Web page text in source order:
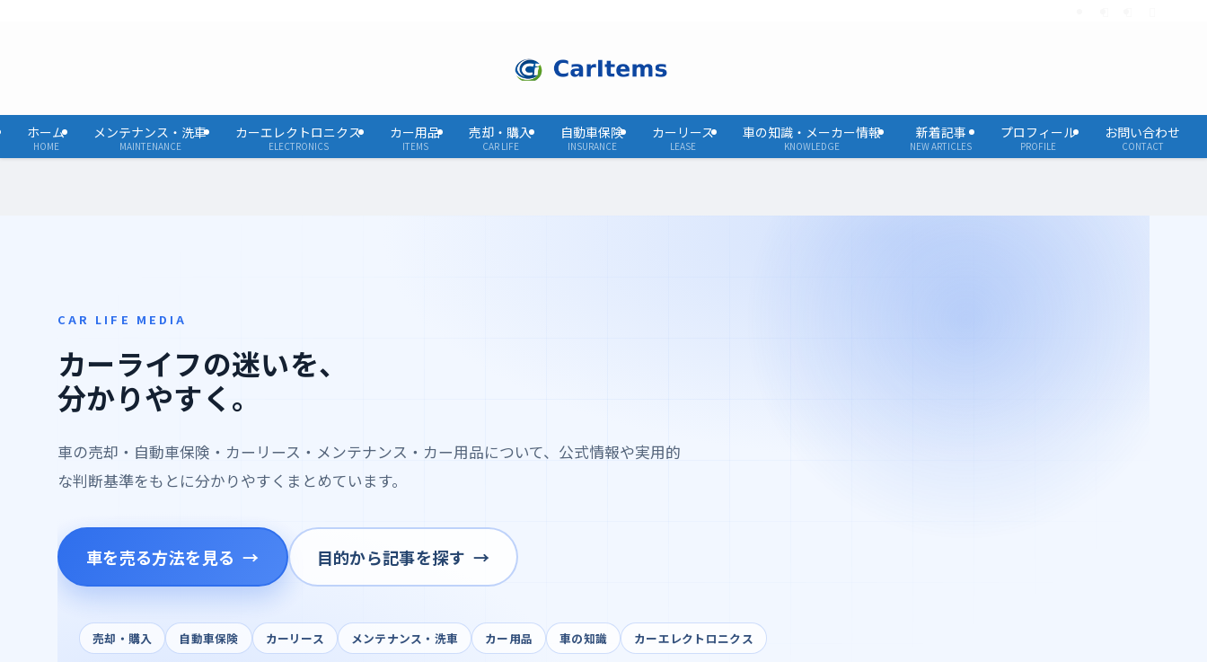
ホーム
HOME
メンテナンス・洗車
MAINTENANCE
カーエレクトロニクス
ELECTRONICS
カー用品
ITEMS
売却・購入
CAR LIFE
自動車保険
INSURANCE
カーリース
LEASE
車の知識・メーカー情報
KNOWLEDGE
新着記事
NEW ARTICLES
プロフィール
PROFILE
お問い合わせ
CONTACT
CAR LIFE MEDIA
カーライフの迷いを、
分かりやすく。
車の売却・自動車保険・カーリース・メンテナンス・カー用品について、公式情報や実用的
な判断基準をもとに分かりやすくまとめています。
車を売る方法を見る 目的から記事を探す
売却・購入 自動車保険 カーリース メンテナンス・洗車 カー用品 車の知識 カーエレクトロニクス